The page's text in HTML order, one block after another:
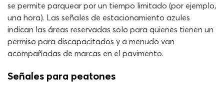
se permite parquear por un tiempo limitado (por ejemplo,
una hora). Las señales de estacionamiento azules
indican las áreas reservadas solo para quienes tienen un
permiso para discapacitados y a menudo van
acompañadas de marcas en el pavimento.
Señales para peatones